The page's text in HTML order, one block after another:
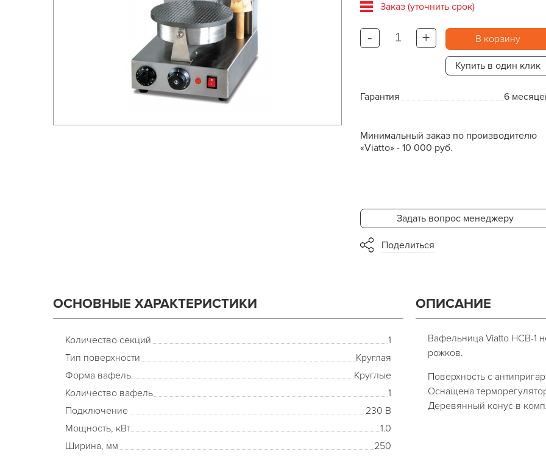
Заказ (уточнить срок)
- + В корзину
Купить в один клик
Гарантия 6
Минимальный заказ по производителю
«Viatto» - 10 000 руб.
Задать вопрос менеджеру
Поделиться
ОСНОВНЫЕ ХАРАКТЕРИСТИКИ
Количество секций
1
Тип поверхности
Круглая
Форма вафель
Круглые
Количество вафель
1
Подключение
230 В
Мощность, кВт
1.0
Ширина, мм
250
ОПИСАНИЕ
Вафельница Viatto HCB-1
рожков.
Поверхность с
Оснащена
Деревянный конус в